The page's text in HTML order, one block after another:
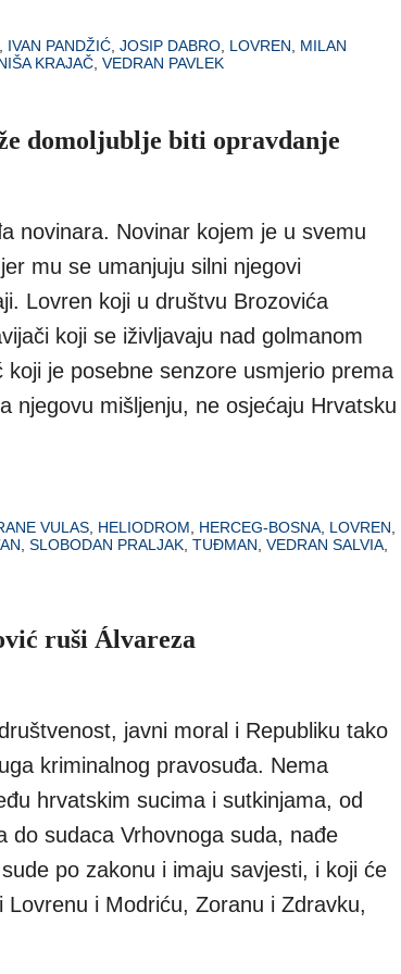
IVAN PANDŽIĆ JOSIP DABRO LOVREN
MILAN
KRAJAČ VEDRAN PAVLEK
domoljublje biti opravdanje
novinara. Novinar kojem je u svemu
mu se umanjuju silni njegovi
Lovren koji u društvu Brozovića
koji se iživljavaju nad golmanom
koji je posebne senzore usmjerio prema
njegovu mišljenju, ne osjećaju Hrvatsku
VULAS HELIODROM HERCEG-BOSNA LOVREN
SLOBODAN PRALJAK TUĐMAN VEDRAN SALVIA
ruši Álvareza
javni moral i Republiku tako
kriminalnog pravosuđa. Nema
hrvatskim sucima i sutkinjama, od
do sudaca Vrhovnoga suda, nađe
po zakonu i imaju savjesti, i koji će
Lovrenu i Modriću, Zoranu i Zdravku,